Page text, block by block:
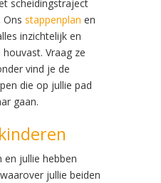
scheidingstraject
Ons stappenplan en
inzichtelijk en
Vraag ze
vind je de
die op jullie pad
gaan.
en jullie hebben
jullie beiden